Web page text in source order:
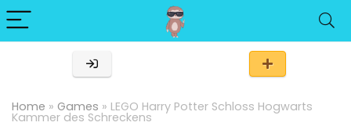
Home » Games » LEGO Harry Potter Schloss Hogwarts
Kammer des Schreckens